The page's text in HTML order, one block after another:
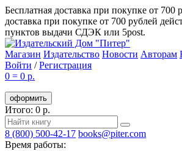
Бесплатная доставка при покупке от 700
доставка при покупке от 700 рублей
пунктов выдачи СДЭК или 5post.
Магазин Издательство Новости Авторам
Войти /Регистрация
0 = 0 р.
оформить
Итого: 0 р.
8 (800) 500-42-17 books@piter.com
Время работы: